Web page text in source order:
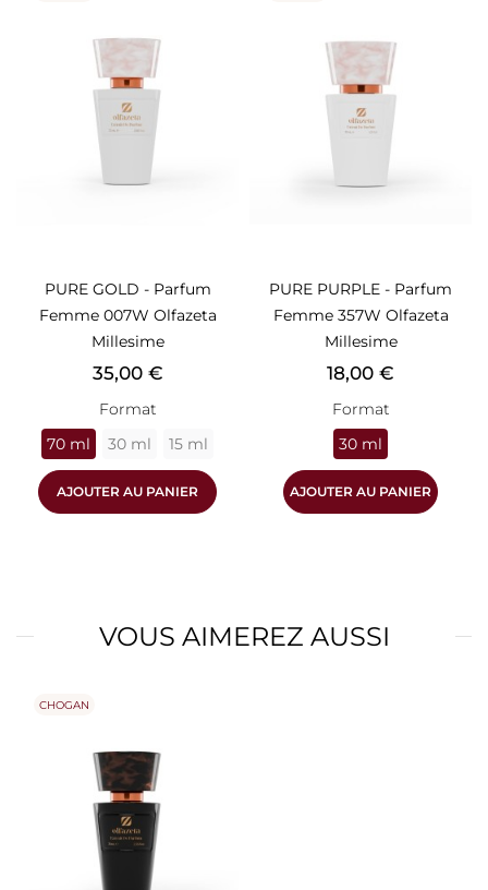
PURE GOLD - Parfum
Femme 007W Olfazeta
Millesime
Prix
35,00 €
Format
70 ml
30 ml 15 ml
AJOUTER AU PANIER
PURE PURPLE - Parfum
Femme 357W Olfazeta
Millesime
Prix
18,00 €
Format
30 ml
AJOUTER AU PANIER
VOUS AIMEREZ AUSSI
CHOGAN